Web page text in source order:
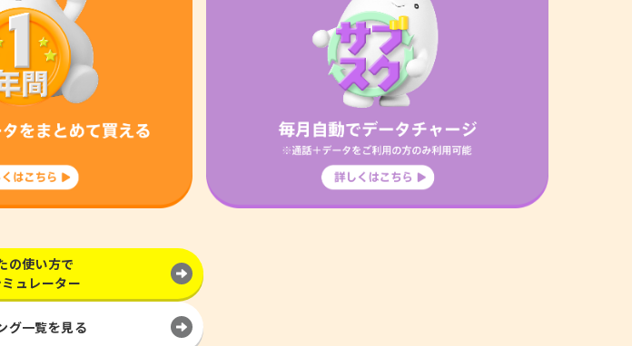
の使い方で
ュレーター
グ一覧を見る